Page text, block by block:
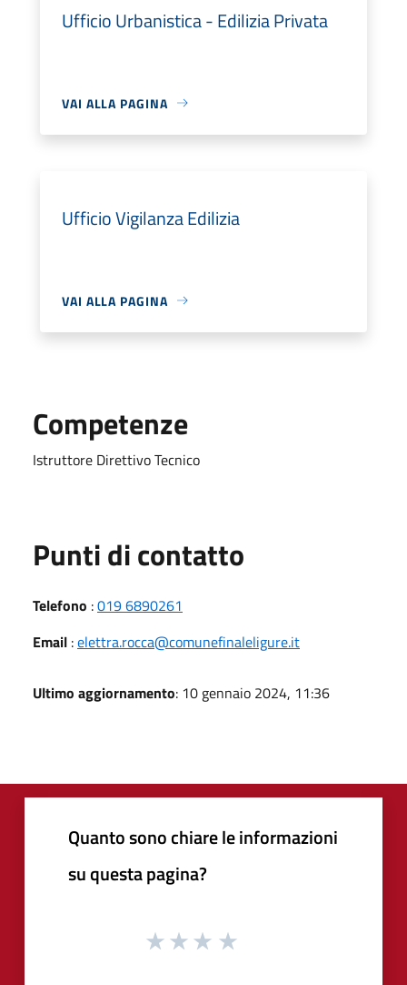
Ufficio Urbanistica - Edilizia Privata
VAI ALLA PAGINA
Ufficio Vigilanza Edilizia
VAI ALLA PAGINA
Competenze
Istruttore Direttivo Tecnico
Punti di contatto
Telefono :019 6890261
Email :elettra.rocca@comunefinaleligure.it
Ultimo aggiornamento: 10 gennaio 2024, 11:36
Quanto sono chiare le informazioni
su questa pagina?